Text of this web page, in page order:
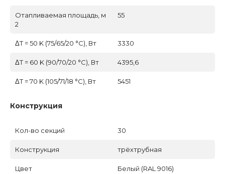
Отапливаемая площадь, м
2
55
ΔT = 50 K (75/65/20 °C), Вт 3330
ΔT = 60 K (90/70/20 °C), Вт 4395,6
ΔT = 70 K (105/71/18 °C), Вт 5451
Конструкция
Кол-во секций 30
Конструкция трёхтрубная
Цвет Белый (RAL 9016)